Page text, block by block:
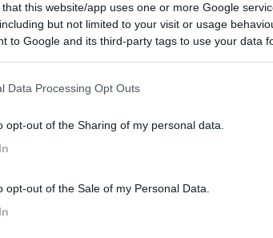
that this website/app uses one or more Google
but not limited to your visit or usage
to Google and its third-party tags to use your data
Data Processing Opt Outs
opt-out of the Sharing of my personal data.
opt-out of the Sale of my Personal Data.
- Napoli, Amalfi, Ercolano, Salerno, Paestum, Matera
il21/07/2022
- Seydisfjordur Egilsstadir, Dettifoss, Reykjahlid,
Dimmuborgir, Godafoss, Akureyri, Grettislaug,